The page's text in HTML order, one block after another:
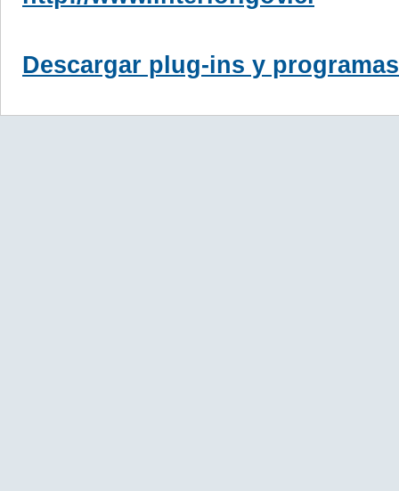
Descargar plug-ins y